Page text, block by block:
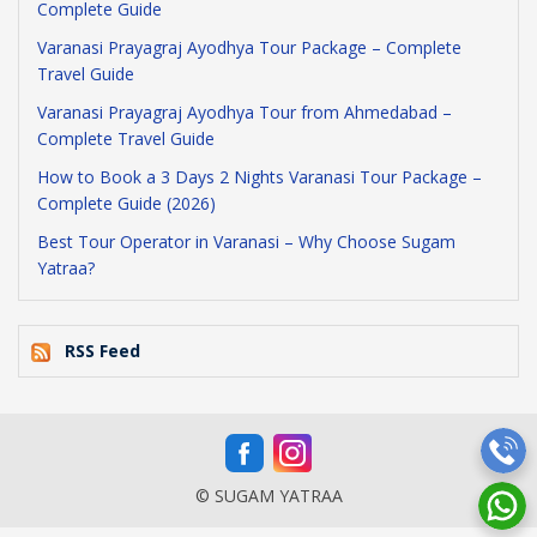
Complete Guide
Varanasi Prayagraj Ayodhya Tour Package – Complete
Travel Guide
Varanasi Prayagraj Ayodhya Tour from Ahmedabad –
Complete Travel Guide
How to Book a 3 Days 2 Nights Varanasi Tour Package –
Complete Guide (2026)
Best Tour Operator in Varanasi – Why Choose Sugam
Yatraa?
RSS Feed
© SUGAM YATRAA